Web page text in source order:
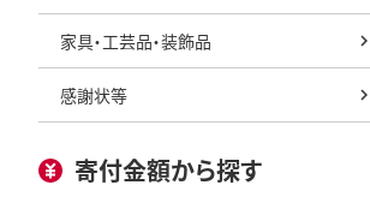
家具・工芸品・装飾品
感謝状等
寄付金額から探す